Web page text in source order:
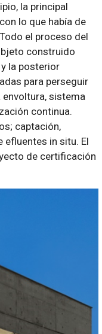
la principal
lo que había de
el proceso del
construido
la posterior
para perseguir
sistema
continua.
captación,
in situ. El
de certificación